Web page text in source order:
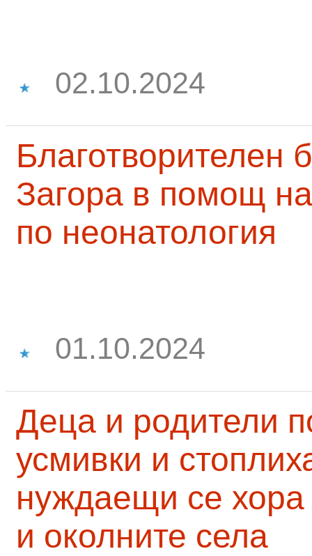
02.10.2024
Благотворителен
Загора в помощ
по неонатология
01.10.2024
Деца и родители
усмивки и
нуждаещи се
и околните села